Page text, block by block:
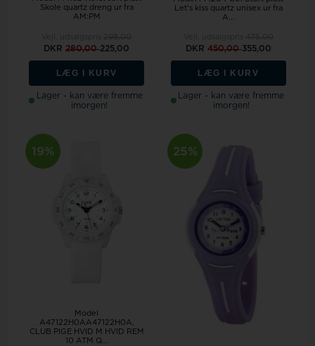
Skole quartz dreng ur fra
AM:PM
DKR280,00225,00
LÆG I KURV
Lager - kan være fremme
imorgen!
Let's kiss quartz unisex ur fra
A...
DKR 450,00355,00
LÆG I KURV
Lager - kan være fremme
imorgen!
19%
Model
A47122H0AA47122H0A,
CLUB PIGE HVID M HVID REM
10 ATM Q...
25%